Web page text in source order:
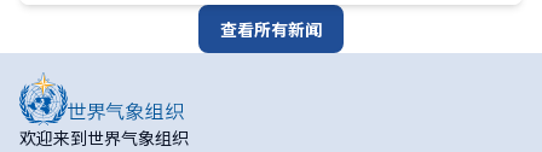
查看所有新闻
欢迎来到世界气象组织